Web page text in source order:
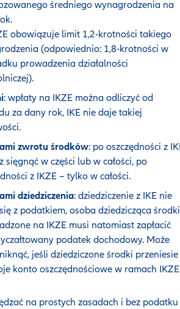
średniego wynagrodzenia na
obowiązuje limit 1,2-krotności takiego
(odpowiednio: 1,8-krotności w
prowadzenia działalności
: wpłaty na IKZE można odliczyć od
za dany rok, IKE nie daje takiej
zwrotu środków: po oszczędności z
sięgnąć w części lub w całości, po
z IKZE − tylko w całości.
dziedziczenia: dziedziczenie z IKE nie
z podatkiem, osoba dziedzicząca środki
na IKZE musi natomiast zapłacić
podatek dochodowy. Może
jeśli dziedziczone środki przeniesie
konto oszczędnościowe w ramach
na prostych zasadach i bez podatku